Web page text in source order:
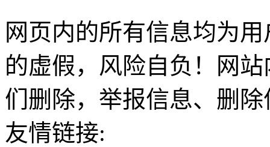
网页内的所有信息均为
的虚假，风险自负！网
们删除，举报信息、删
友情链接: